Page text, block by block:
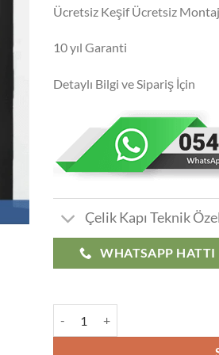
Ücretsiz Keşif Ücretsiz Montaj
10 yıl Garanti
Detaylı Bilgi ve Sipariş İçin
Çelik Kapı Teknik
WHATSAPP HATTI